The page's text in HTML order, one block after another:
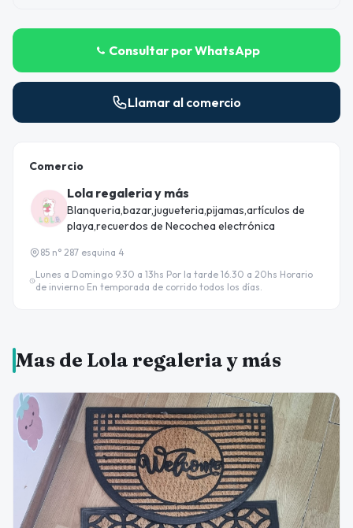
Consultar por WhatsApp
Llamar al comercio
Comercio
Lola regaleria y más
Blanqueria,bazar,jugueteria,pijamas,artículos de
playa,recuerdos de Necochea electrónica
85 n° 287 esquina 4
Lunes a Domingo 9.30 a 13hs Por la tarde 16.30 a 20hs Horario
de invierno En temporada de corrido todos los días.
Mas de Lola regaleria y más